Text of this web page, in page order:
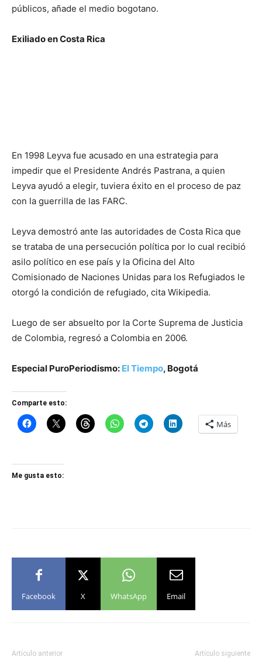
públicos, añade el medio bogotano.
Exiliado en Costa Rica
En 1998 Leyva fue acusado en una estrategia para
impedir que el Presidente Andrés Pastrana, a quien
Leyva ayudó a elegir, tuviera éxito en el proceso de paz
con la guerrilla de las FARC.
Leyva demostró ante las autoridades de Costa Rica que
se trataba de una persecución política por lo cual recibió
asilo político en ese país y la Oficina del Alto
Comisionado de Naciones Unidas para los Refugiados le
otorgó la condición de refugiado, cita Wikipedia.
Luego de ser absuelto por la Corte Suprema de Justicia
de Colombia, regresó a Colombia en 2006.
Especial PuroPeriodismo: El Tiempo, Bogotá
Comparte esto:
Más
Me gusta esto:
Facebook X WhatsApp Email
Artículo anterior Artículo siguiente